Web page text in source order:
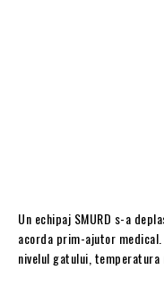
Un echipaj SMURD s-a
acorda prim-ajutor
nivelul gatului,